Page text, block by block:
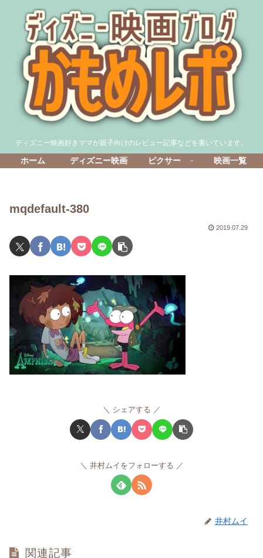
ディズニー映画好きママが親子向けのレビュー記事などを書いています。
ホーム ディズニー映画 ピクサー 映画一覧
mqdefault-380
2019.07.29
シェアする
井村ムイをフォローする
井村ムイ
関連記事